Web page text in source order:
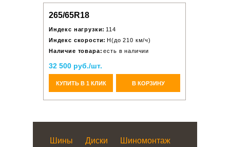
265/65R18
Индекс нагрузки: 114
Индекс скорости: H(до 210 км/ч)
Наличие товара: есть в наличии
32 500 руб./шт.
КУПИТЬ В 1 КЛИК В КОРЗИНУ
Шины Диски
Шиномонтаж